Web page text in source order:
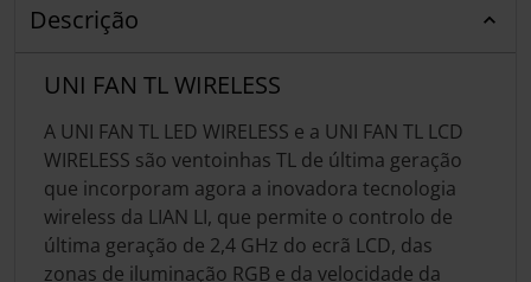
Descrição
UNI FAN TL WIRELESS
A UNI FAN TL LED WIRELESS e a UNI FAN TL LCD
WIRELESS são ventoinhas TL de última geração
que incorporam agora a inovadora tecnologia
wireless da LIAN LI, que permite o controlo de
última geração de 2,4 GHz do ecrã LCD, das
zonas de iluminação RGB e da velocidade da